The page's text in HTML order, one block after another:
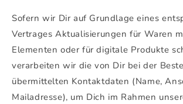
Sofern wir Dir auf Grundlage eines
Vertrages Aktualisierungen für Waren
Elementen oder für digitale Produkte
verarbeiten wir die von Dir bei der
übermittelten Kontaktdaten (Name,
Mailadresse), um Dich im Rahmen